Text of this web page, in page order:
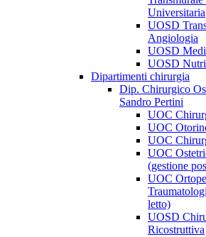
Universitaria
UOSD
Angiologia
UOSD
UOSD
Dipartimenti chirurgia
Dip. Chirurgico
Sandro Pertini
UOC
UOC
UOC
UOC
(gestione
UOC
letto)
UOSD
Ricostruttiva